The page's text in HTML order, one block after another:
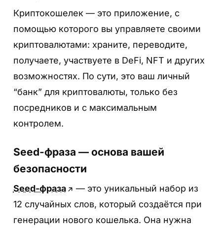
Криптокошелек — это приложение, с
помощью которого вы управляете своими
криптовалютами: храните, переводите,
получаете, участвуете в DeFi, NFT и других
возможностях. По сути, это ваш личный
“банк” для криптовалюты, только без
посредников и с максимальным
контролем.
Seed-фраза — основа вашей
безопасности
Seed-фраза
— это уникальный набор из
12 случайных слов, который создаётся при
генерации нового кошелька. Она нужна